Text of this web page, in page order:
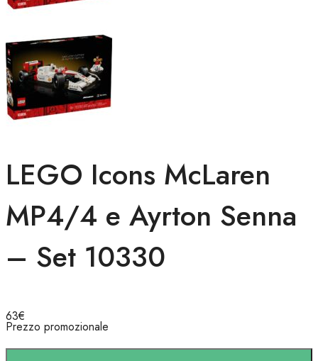
LEGO Icons McLaren
MP4/4 e Ayrton Senna
– Set 10330
63€
Prezzo promozionale